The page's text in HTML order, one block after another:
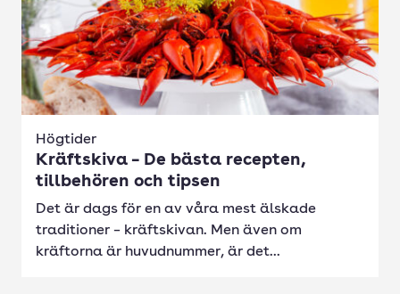
Högtider
Kräftskiva – De bästa recepten,
tillbehören och tipsen
Det är dags för en av våra mest älskade
traditioner – kräftskivan. Men även om
kräftorna är huvudnummer, är det...